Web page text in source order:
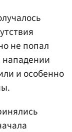
не попал
нападении
и особенно